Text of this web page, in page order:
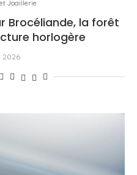
Joaillerie
Brocéliande, la forêt
horlogère
2026